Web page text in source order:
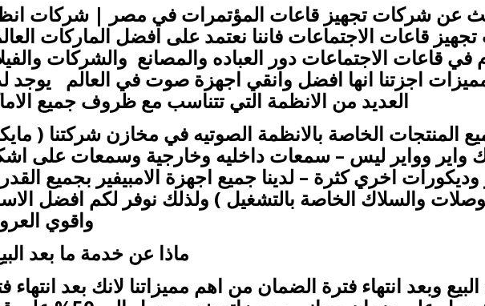
عن شركات تجهيز قاعات المؤتمرات في مصر | شركات
قاعات الاجتماعات فاننا نعتمد على افضل الماركات
في قاعات الاجتماعات دور العباده والمصانع والشركات
اجزتنا انها افضل وانقي اجهزة صوت في العالم يوجد
العديد من الانظمة التي تتناسب مع ظروف جميع
المنتجات الخاصة بالانظمة الصوتيه في مخازن شركتنا (
واير وواير ليس – سمعات داخليه وخارجية وسمعات على
اخري كثرة – لدينا جميع اجهزة الامبيفير بجميع
والسلاك الخاصة بالتشغيل ) ولذلك نوفر لكم افضل
واقوي
ماذا عن خدمة ما بعد
وبعد انتهاء فترة الضمان من اهم مميزاتنا لانك بعد انتهاء